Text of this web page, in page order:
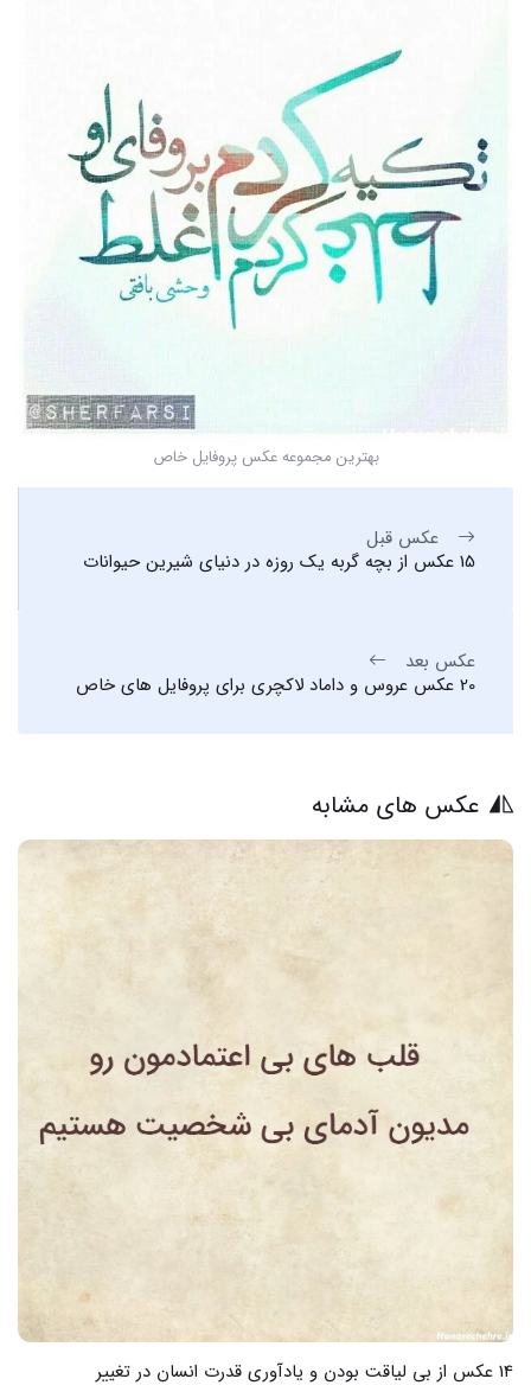
بهترین مجموعه عکس پروفایل خاص
عکس قبل
15 عکس از بچه گربه یک روزه در دنیای شیرین حیوانات
عکس بعد
20 عکس عروس و داماد لاکچری برای پروفایل های خاص
عکس های مشابه